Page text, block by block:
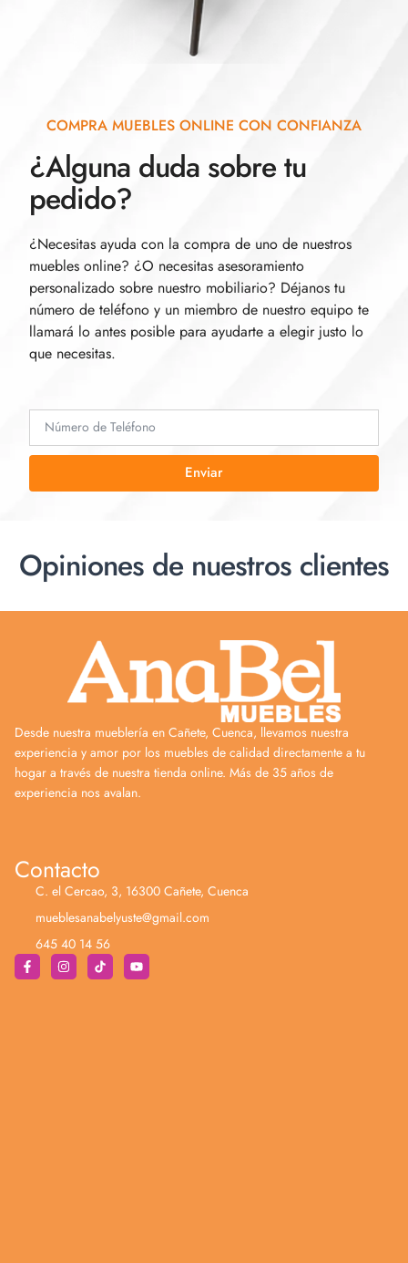
COMPRA MUEBLES ONLINE CON CONFIANZA
¿Alguna duda sobre tu
pedido?
¿Necesitas ayuda con la compra de uno de nuestros
muebles online? ¿O necesitas asesoramiento
personalizado sobre nuestro mobiliario? Déjanos tu
número de teléfono y un miembro de nuestro equipo te
llamará lo antes posible para ayudarte a elegir justo lo
que necesitas.
Enviar
Opiniones de nuestros clientes
Desde nuestra mueblería en Cañete, Cuenca, llevamos nuestra
experiencia y amor por los muebles de calidad directamente a tu
hogar a través de nuestra tienda online. Más de 35 años de
experiencia nos avalan.
Contacto
C. el Cercao, 3, 16300 Cañete, Cuenca
mueblesanabelyuste@gmail.com
645 40 14 56